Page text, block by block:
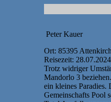
Peter Kauer
Ort: 85395
Reisezeit:
Trotz widriger
Mandorlo 3
ein kleines Paradies.
Gemeinschafts Pool